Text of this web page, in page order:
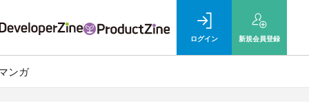
ログイン 新規会員登録
ンガ